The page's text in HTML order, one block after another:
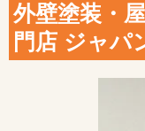
外壁塗装・
門店 ジャパ